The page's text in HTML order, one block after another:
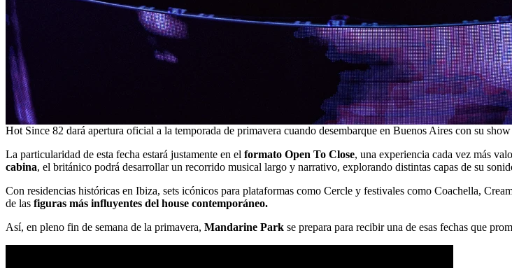
Hot Since 82 dará apertura oficial a la temporada de primavera cuando desembarque en Buenos Aires con su
La particularidad de esta fecha estará justamente en el formato Open To Close, una experiencia cada vez más
cabina, el británico podrá desarrollar un recorrido musical largo y narrativo, explorando distintas capas de su
Con residencias históricas en Ibiza, sets icónicos para plataformas como Cercle y festivales como Coachella,
de las figuras más influyentes del house contemporáneo.
Así, en pleno fin de semana de la primavera, Mandarine Park se prepara para recibir una de esas fechas que